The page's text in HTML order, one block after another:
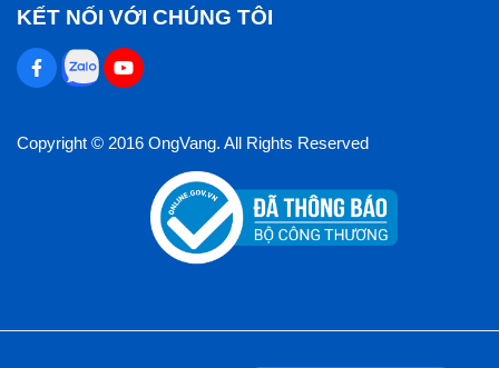
KẾT NỐI VỚI CHÚNG TÔI
Copyright © 2016 OngVang. All Rights Reserved